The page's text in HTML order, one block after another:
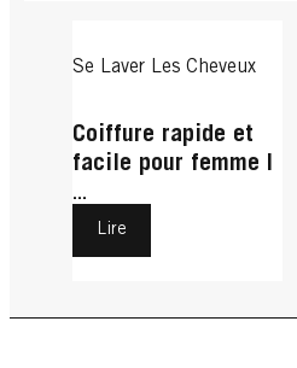
Se Laver Les Cheveux
Coiffure rapide et
facile pour femme |
Schwarzkopf
...
Lire